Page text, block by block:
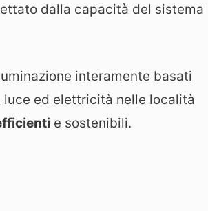
dalla capacità del sistema
interamente basati
ed elettricità nelle località
e sostenibili.